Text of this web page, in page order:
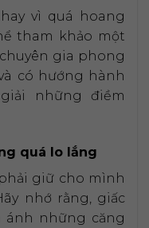
vì quá hoang
tham khảo một
gia phong
có hướng hành
những điềm
quá lo lắng
giữ cho mình
nhớ rằng, giấc
ánh những căng